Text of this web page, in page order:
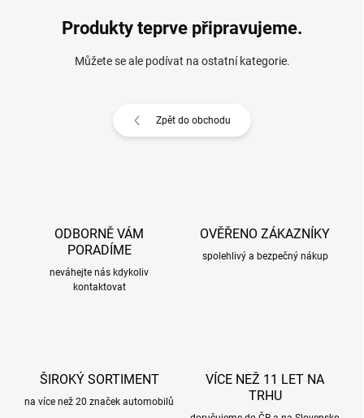
Produkty teprve připravujeme.
Můžete se ale podívat na ostatní kategorie.
Zpět do obchodu
ODBORNĚ VÁM
PORADÍME
neváhejte nás kdykoliv
kontaktovat
OVĚŘENO ZÁKAZNÍKY
spolehlivý a bezpečný nákup
ŠIROKÝ SORTIMENT
na více než 20 značek automobilů
VÍCE NEŽ 11 LET NA
TRHU